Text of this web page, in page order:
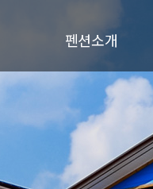
펜션소개
인사말
오시는길